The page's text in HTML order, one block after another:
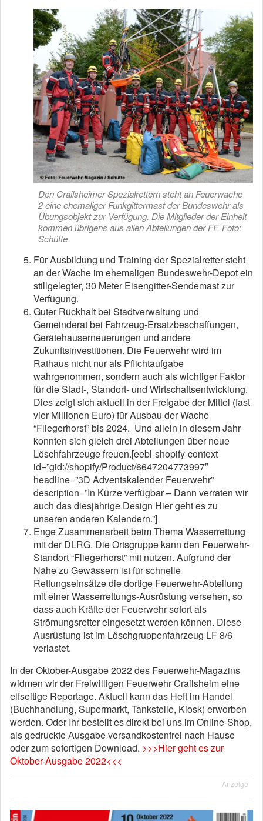
Den Crailsheimer Spezialrettern steht an Feuerwache
2 eine ehemaliger Funkgittermast der Bundeswehr als
Übungsobjekt zur Verfügung. Die Mitglieder der Einheit
kommen übrigens aus allen Abteilungen der FF. Foto:
Schütte
Für Ausbildung und Training der Spezialretter steht
an der Wache im ehemaligen Bundeswehr-Depot ein
stillgelegter, 30 Meter Eisengitter-Sendemast zur
Verfügung.
Guter Rückhalt bei Stadtverwaltung und
Gemeinderat bei Fahrzeug-Ersatzbeschaffungen,
Gerätehauserneuerungen und andere
Zukunftsinvestitionen. Die Feuerwehr wird im
Rathaus nicht nur als Pflichtaufgabe
wahrgenommen, sondern auch als wichtiger Faktor
für die Stadt-, Standort- und Wirtschaftsentwicklung.
Dies zeigt sich aktuell in der Freigabe der Mittel (fast
vier Millionen Euro) für Ausbau der Wache
“Fliegerhorst” bis 2024. Und allein in diesem Jahr
konnten sich gleich drei Abteilungen über neue
Löschfahrzeuge freuen.[eebl-shopify-context
id=”gid://shopify/Product/6647204773997″
headline=”3D Adventskalender Feuerwehr”
description=”In Kürze verfügbar – Dann verraten wir
auch das diesjährige Design Hier geht es zu
unseren anderen Kalendern.”]
Enge Zusammenarbeit beim Thema Wasserrettung
mit der DLRG. Die Ortsgruppe kann den Feuerwehr-
Standort “Fliegerhorst” mit nutzen. Aufgrund der
Nähe zu Gewässern ist für schnelle
Rettungseinsätze die dortige Feuerwehr-Abteilung
mit einer Wasserrettungs-Ausrüstung versehen, so
dass auch Kräfte der Feuerwehr sofort als
Strömungsretter eingesetzt werden können. Diese
Ausrüstung ist im Löschgruppenfahrzeug LF 8/6
verlastet.
In der Oktober-Ausgabe 2022 des Feuerwehr-Magazins
widmen wir der Freiwilligen Feuerwehr Crailsheim eine
elfseitige Reportage. Aktuell kann das Heft im Handel
(Buchhandlung, Supermarkt, Tankstelle, Kiosk) erworben
werden. Oder Ihr bestellt es direkt bei uns im Online-Shop,
als gedruckte Ausgabe versandkostenfrei nach Hause
oder zum sofortigen Download. >>>Hier geht es zur
Oktober-Ausgabe 2022<<<
Anzeige